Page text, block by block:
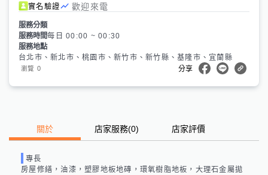
實名驗證 歡迎來電
服務分類
服務時間每日 00:00 ~ 00:30
服務地點
台北市、新北市、桃園市、新竹市、新竹縣、基隆市、宜蘭縣
瀏覽 0 分享
關於 店家服務(0) 店家評價
專長
房屋修繕，油漆，塑膠地板地磚，環氧樹脂地板，大理石金屬拋